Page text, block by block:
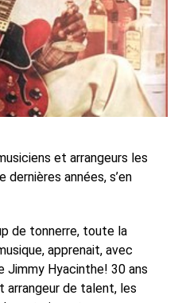
et arrangeurs les
années, s’en
de tonnerre, toute la
apprenait, avec
Jimmy Hyacinthe! 30 ans
arrangeur de talent, les